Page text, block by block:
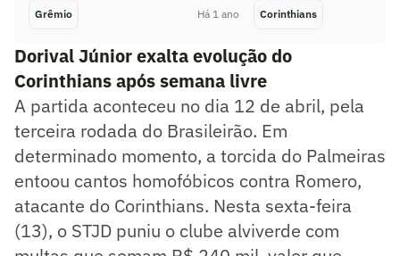
Grêmio Há 1 ano Corinthians
Dorival Júnior exalta evolução do
Corinthians após semana livre
A partida aconteceu no dia 12 de abril, pela
terceira rodada do Brasileirão. Em
determinado momento, a torcida do Palmeiras
entoou cantos homofóbicos contra Romero,
atacante do Corinthians. Nesta sexta-feira
(13), o STJD puniu o clube alviverde com